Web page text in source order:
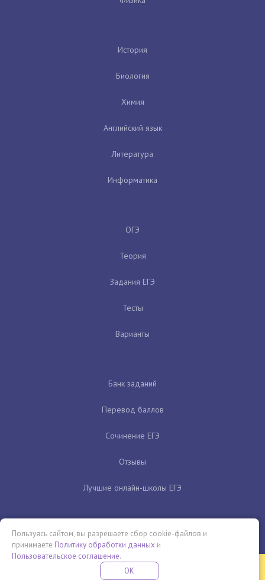
История
Биология
Химия
Английский язык
Литература
Информатика
ОГЭ
Теория
Задания ЕГЭ
Тесты
Варианты
Банк заданий
Перевод баллов
Сочинение ЕГЭ
Отзывы
Лучшие онлайн-школы ЕГЭ
Бесплатная летняя школа
Пользуясь сайтом, вы разрешаете сбор cookie-файлов и
принимаете Политику обработки данных и
Пользовательское соглашение.
OK